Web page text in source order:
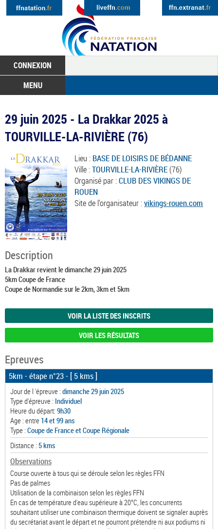
CONNEXION
MENU
29 juin 2025 - La Drakkar 2025 à
TOURVILLE-LA-RIVIÈRE (76)
Lieu : BASE DE LOISIRS DE BÉDANNE
Ville :TOURVILLE-LA-RIVIÈRE (76)
Organisé par :CLUB DES VIKINGS DE
ROUEN
Site de l'organisateur :vikings-rouen.com
Description
La Drakkar revient le dimanche 29 juin 2025
5km Coupe de France
Coupe de Normandie sur le 2km, 3km et 5km
VOIR LA LISTE DES INSCRITS
VOIR LES RÉSULTATS
Epreuves
5km - étape n°23- [ 5 kms ]
Jour de l 'épreuve : dimanche 29 juin 2025
Type d'épreuve : Individuel
Heure du départ: 9h30
Age : entre 14 et 99 ans
Type : Coupe de France et Coupe Régionale
Distance : 5 kms
Observations
Course ouverte à tous qui se déroule selon les règles FFN
Pas de palmes
Utilisation de la combinaison selon les règles FFN
En cas de température d'eau supérieure à 20°C, les concurrents
souhaitant utiliser une combinaison thermique doivent se signaler auprès
du secrétariat avant le départ et ne pourront prétendre ni aux podiums ni